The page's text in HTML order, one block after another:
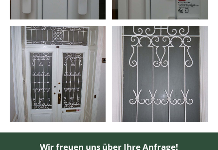
Wir freuen uns über Ihre Anfrage!